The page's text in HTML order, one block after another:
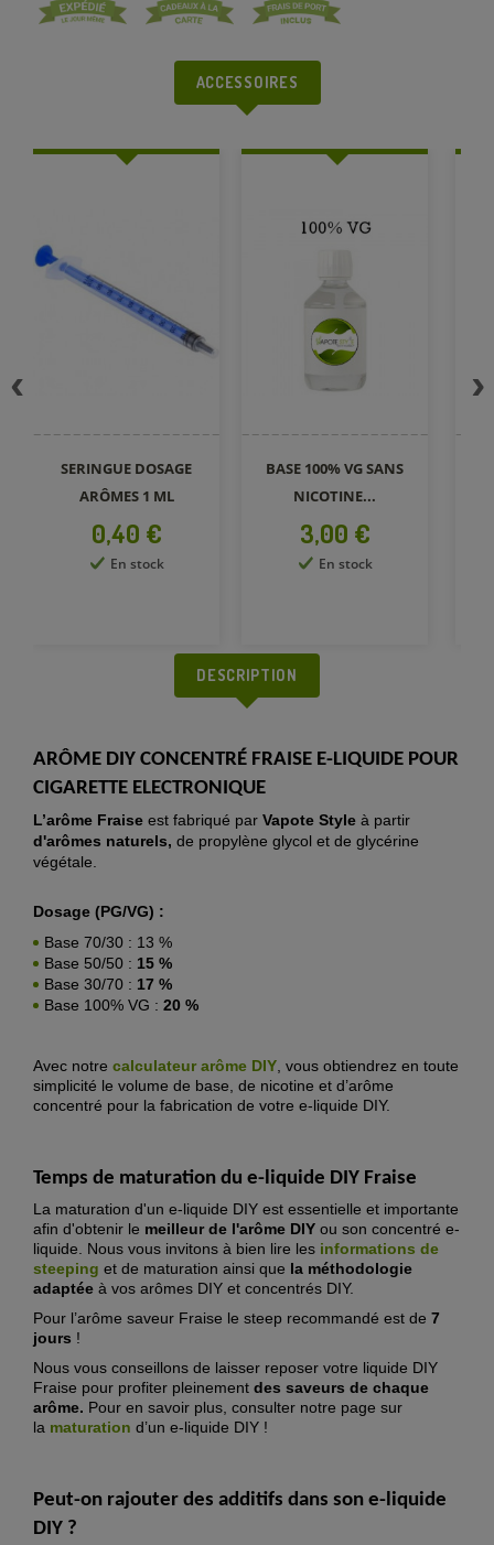
ACCESSOIRES
SERINGUE DOSAGE
ARÔMES 1 ML
Prix
0,40 €
En stock
BASE 100% VG SANS
NICOTINE...
Prix
3,00 €
En stock
DESCRIPTION
ARÔME DIY CONCENTRÉ FRAISE E-LIQUIDE POUR
CIGARETTE ELECTRONIQUE
L’arôme Fraise est fabriqué par Vapote Style à partir
d'arômes naturels, de propylène glycol et de glycérine
végétale.
Dosage (PG/VG) :
Base 70/30 : 13 %
Base 50/50 : 15 %
Base 30/70 : 17 %
Base 100% VG : 20 %
Avec notre calculateur arôme DIY, vous obtiendrez en toute
simplicité le volume de base, de nicotine et d’arôme
concentré pour la fabrication de votre e-liquide DIY.
Temps de maturation du e-liquide DIY Fraise
La maturation d'un e-liquide DIY est essentielle et importante
afin d'obtenir le meilleur de l'arôme DIY ou son concentré e-
liquide. Nous vous invitons à bien lire les informations de
steeping et de maturation ainsi que la méthodologie
adaptée à vos arômes DIY et concentrés DIY.
Pour l’arôme saveur Fraise le steep recommandé est de 7
jours !
Nous vous conseillons de laisser reposer votre liquide DIY
Fraise pour profiter pleinement des saveurs de chaque
arôme. Pour en savoir plus, consulter notre page sur
la maturation d’un e-liquide DIY !
Peut-on rajouter des additifs dans son e-liquide
DIY ?